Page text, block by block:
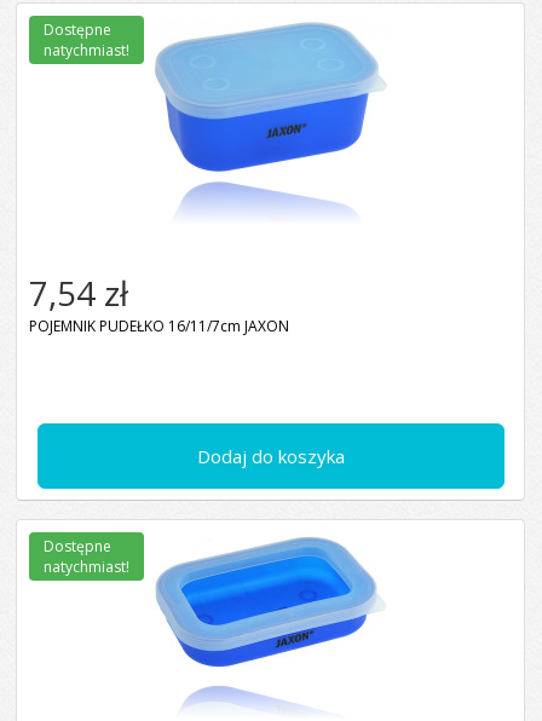
Dodaj do koszyka
7,54 zł
POJEMNIK PUDEŁKO 16/11/7cm JAXON
Dostępne
natychmiast!
Dostępne
natychmiast!